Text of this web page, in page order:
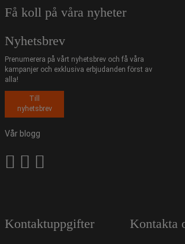
Få koll på våra nyheter
Nyhetsbrev
Prenumerera på vårt nyhetsbrev och få våra
kampanjer och exklusiva erbjudanden först av
alla!
Till
nyhetsbrev
Vår blogg
Kontaktuppgifter
Kontakta